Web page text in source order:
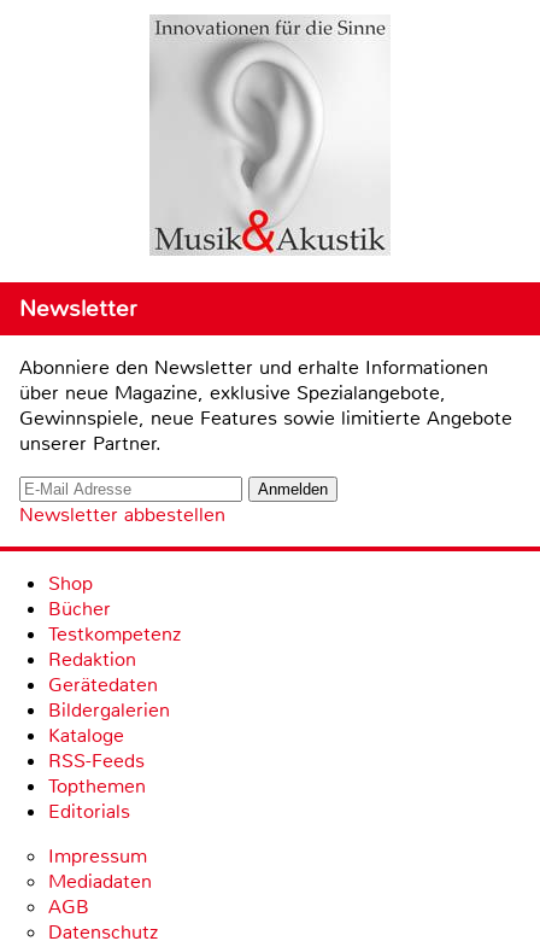
Newsletter
Abonniere den Newsletter und erhalte Informationen
über neue Magazine, exklusive Spezialangebote,
Gewinnspiele, neue Features sowie limitierte Angebote
unserer Partner.
Newsletter abbestellen
Shop
Bücher
Testkompetenz
Redaktion
Gerätedaten
Bildergalerien
Kataloge
RSS-Feeds
Topthemen
Editorials
Impressum
Mediadaten
AGB
Datenschutz